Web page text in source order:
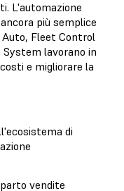
L'automazione
più semplice
Fleet Control
System lavorano in
e migliorare la
di
vendite